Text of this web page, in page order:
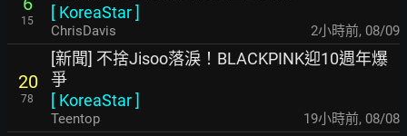
15
[ KoreaStar]
ChrisDavis 2小時前, 08/09
20
78
[新聞] 不捨Jisoo落淚！BLACKPINK迎10週年爆
爭
[ KoreaStar]
Teentop 19小時前, 08/08